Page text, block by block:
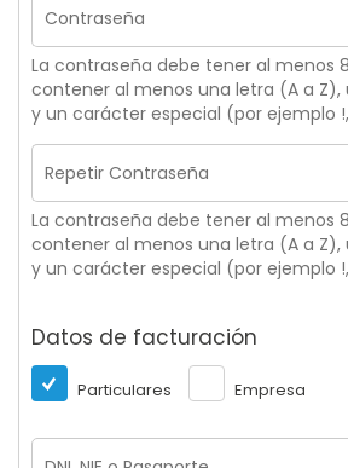
La contraseña debe tener al menos
contener al menos una letra (A a
y un carácter especial (por ejemplo
La contraseña debe tener al menos
contener al menos una letra (A a
y un carácter especial (por ejemplo
Datos de facturación
Particulares Empresa